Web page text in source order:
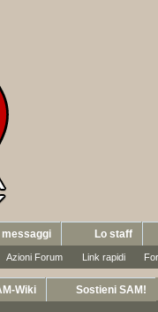
Azioni Forum Link rapidi
messaggi Lo staff
Wiki Sostieni SAM!